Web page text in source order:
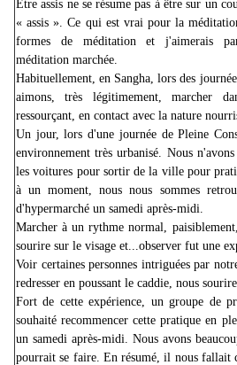
Être assis ne se résume pas à être sur un
« assis ». Ce qui est vrai pour la
formes de méditation et j'aimerais
méditation marchée.
Habituellement, en Sangha, lors des
aimons, très légitimement, marcher
ressourçant, en contact avec la nature
Un jour, lors d'une journée de Pleine
environnement très urbanisé. Nous
les voitures pour sortir de la ville pour
à un moment, nous nous sommes
d'hypermarché un samedi après-midi.
Marcher à un rythme normal,
sourire sur le visage et...observer fut une
Voir certaines personnes intriguées par
redresser en poussant le caddie, nous
Fort de cette expérience, un groupe de
souhaité recommencer cette pratique en
un samedi après-midi. Nous avons
pourrait se faire. En résumé, il nous fallait